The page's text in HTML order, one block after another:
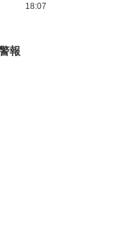
18:07
報